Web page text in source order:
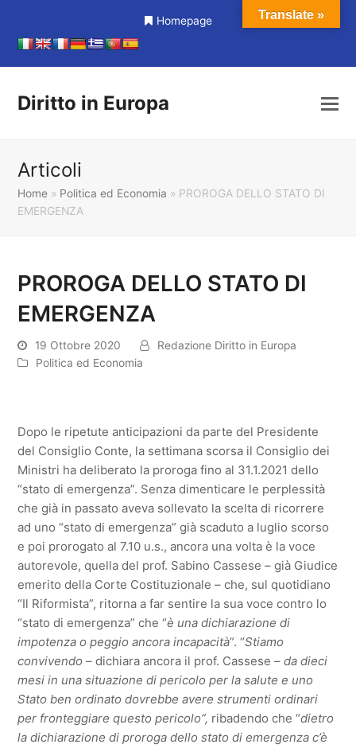
Homepage
Diritto in Europa
Articoli
Home » Politica ed Economia » PROROGA DELLO STATO DI
EMERGENZA
PROROGA DELLO STATO DI
EMERGENZA
19 Ottobre 2020
Redazione Diritto in Europa
Politica ed Economia
Dopo le ripetute anticipazioni da parte del Presidente
del Consiglio Conte, la settimana scorsa il Consiglio dei
Ministri ha deliberato la proroga fino al 31.1.2021 dello
“stato di emergenza”. Senza dimenticare le perplessità
che già in passato aveva sollevato la scelta di ricorrere
ad uno “stato di emergenza” già scaduto a luglio scorso
e poi prorogato al 7.10 u.s., ancora una volta è la voce
autorevole, quella del prof. Sabino Cassese – già Giudice
emerito della Corte Costituzionale – che, sul quotidiano
“Il Riformista”, ritorna a far sentire la sua voce contro lo
“stato di emergenza” che “è una dichiarazione di
impotenza o peggio ancora incapacità”. “Stiamo
convivendo – dichiara ancora il prof. Cassese –da dieci
mesi in una situazione di pericolo per la salute e uno
Stato ben ordinato dovrebbe avere strumenti ordinari
per fronteggiare questo pericolo”, ribadendo che “dietro
la dichiarazione di proroga dello stato di emergenza c’è
Translate »